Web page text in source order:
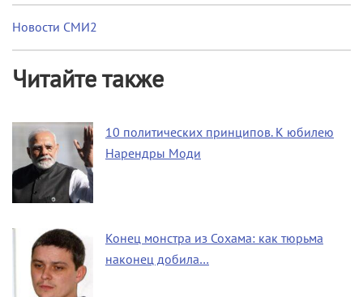
Новости СМИ2
Читайте также
10 политических принципов. К юбилею
Нарендры Моди
Конец монстра из Сохама: как тюрьма
наконец добила…